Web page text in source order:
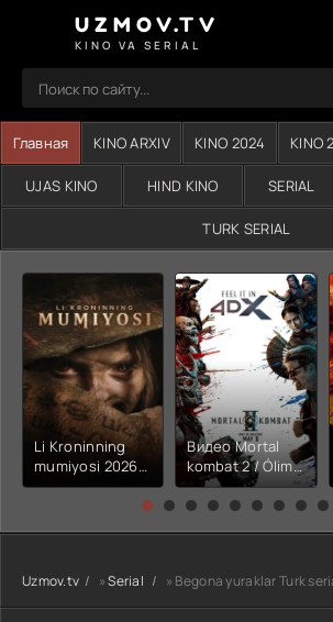
UZMOV.TV
KINO VA SERIAL
Главная KINO ARXIV KINO 2024 KINO
UJAS KINO HIND KINO SERIAL
TURK SERIAL
Li Kroninning
mumiyosi 2026
(uzbek tilida
kino) tarjima HD
Видео Mortal
kombat 2 / Ólim
jangi 2 (2026)
Uzbek tilida
Uzmov.tv »Serial » Begona yuraklar Turk seriali 1. 2. 3. 4. 5. 6. 7. 8. 9. 10. 11. 12. 13. 14. 15.